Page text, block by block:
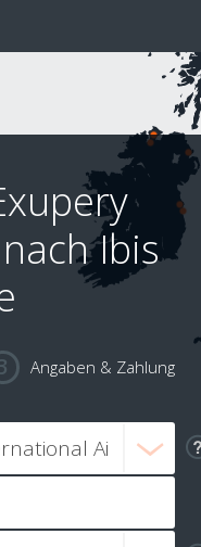
Ibis
Angaben & Zahlung